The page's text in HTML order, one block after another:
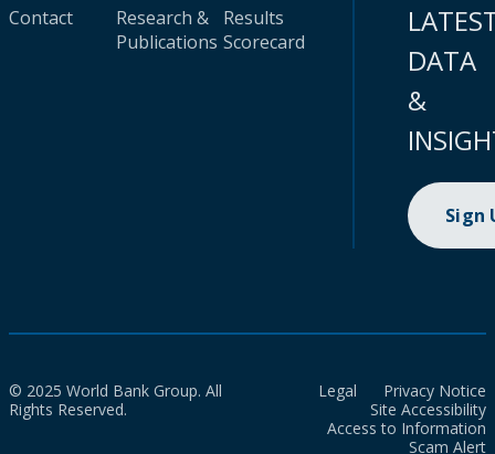
Contact
Research &
Publications
Results
Scorecard
DATA
&
Sign
© 2025 World Bank Group. All
Rights Reserved.
Legal
Privacy Notice
Site Accessibility
Access to Information
Scam Alert